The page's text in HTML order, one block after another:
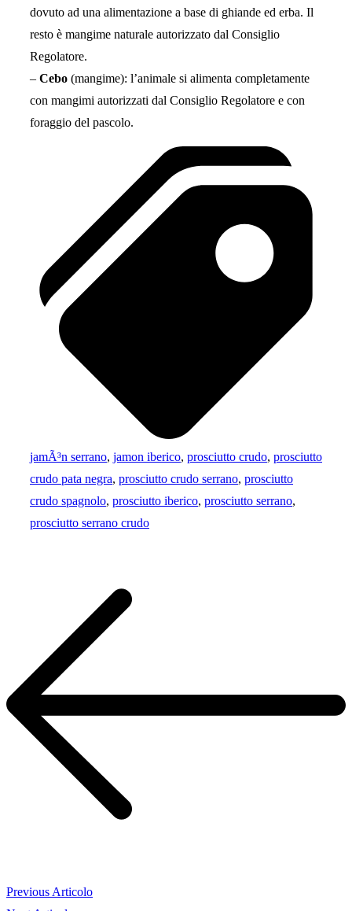
dovuto ad una alimentazione a base di ghiande ed erba. Il
resto è mangime naturale autorizzato dal Consiglio
Regolatore.
– Cebo (mangime): l’animale si alimenta completamente
con mangimi autorizzati dal Consiglio Regolatore e con
foraggio del pascolo.
jamÃ³n serrano, jamon iberico, prosciutto crudo, prosciutto
crudo pata negra, prosciutto crudo serrano, prosciutto
crudo spagnolo, prosciutto iberico, prosciutto serrano,
prosciutto serrano crudo
Previous Articolo